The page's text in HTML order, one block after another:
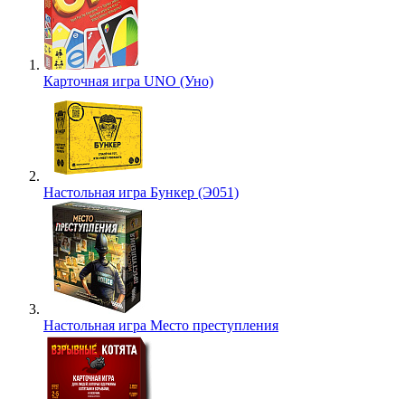
Карточная игра UNO (Уно)
Настольная игра Бункер (Э051)
Настольная игра Место преступления